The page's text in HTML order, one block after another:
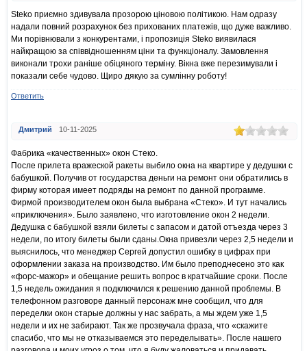
Steko приємно здивувала прозорою ціновою політикою. Нам одразу
надали повний розрахунок без прихованих платежів, що дуже важливо.
Ми порівнювали з конкурентами, і пропозиція Steko виявилася
найкращою за співвідношенням ціни та функціоналу. Замовлення
виконали трохи раніше обіцяного терміну. Вікна вже перезимували і
показали себе чудово. Щиро дякую за сумлінну роботу!
Ответить
Дмитрий 10-11-2025
Фабрика «качественных» окон Стеко.
После прилета вражеской ракеты выбило окна на квартире у дедушки с
бабушкой. Получив от государства деньги на ремонт они обратились в
фирму которая имеет подряды на ремонт по данной программе.
Фирмой производителем окон была выбрана «Стеко». И тут начались
«приключения». Было заявлено, что изготовление окон 2 недели.
Дедушка с бабушкой взяли билеты с запасом и датой отъезда через 3
недели, по итогу билеты были сданы.Окна привезли через 2,5 недели и
выяснилось, что менеджер Сергей допустил ошибку в цифрах при
оформлении заказа на производство. Им было преподнесено это как
«форс-мажор» и обещание решить вопрос в кратчайшие сроки. После
1,5 недель ожидания я подключился к решению данной проблемы. В
телефонном разговоре данный персонаж мне сообщил, что для
переделки окон старые должны у нас забрать, а мы ждем уже 1,5
недели и их не забирают. Так же прозвучала фраза, что «скажите
спасибо, что мы не отказываемся это переделывать». После нашего